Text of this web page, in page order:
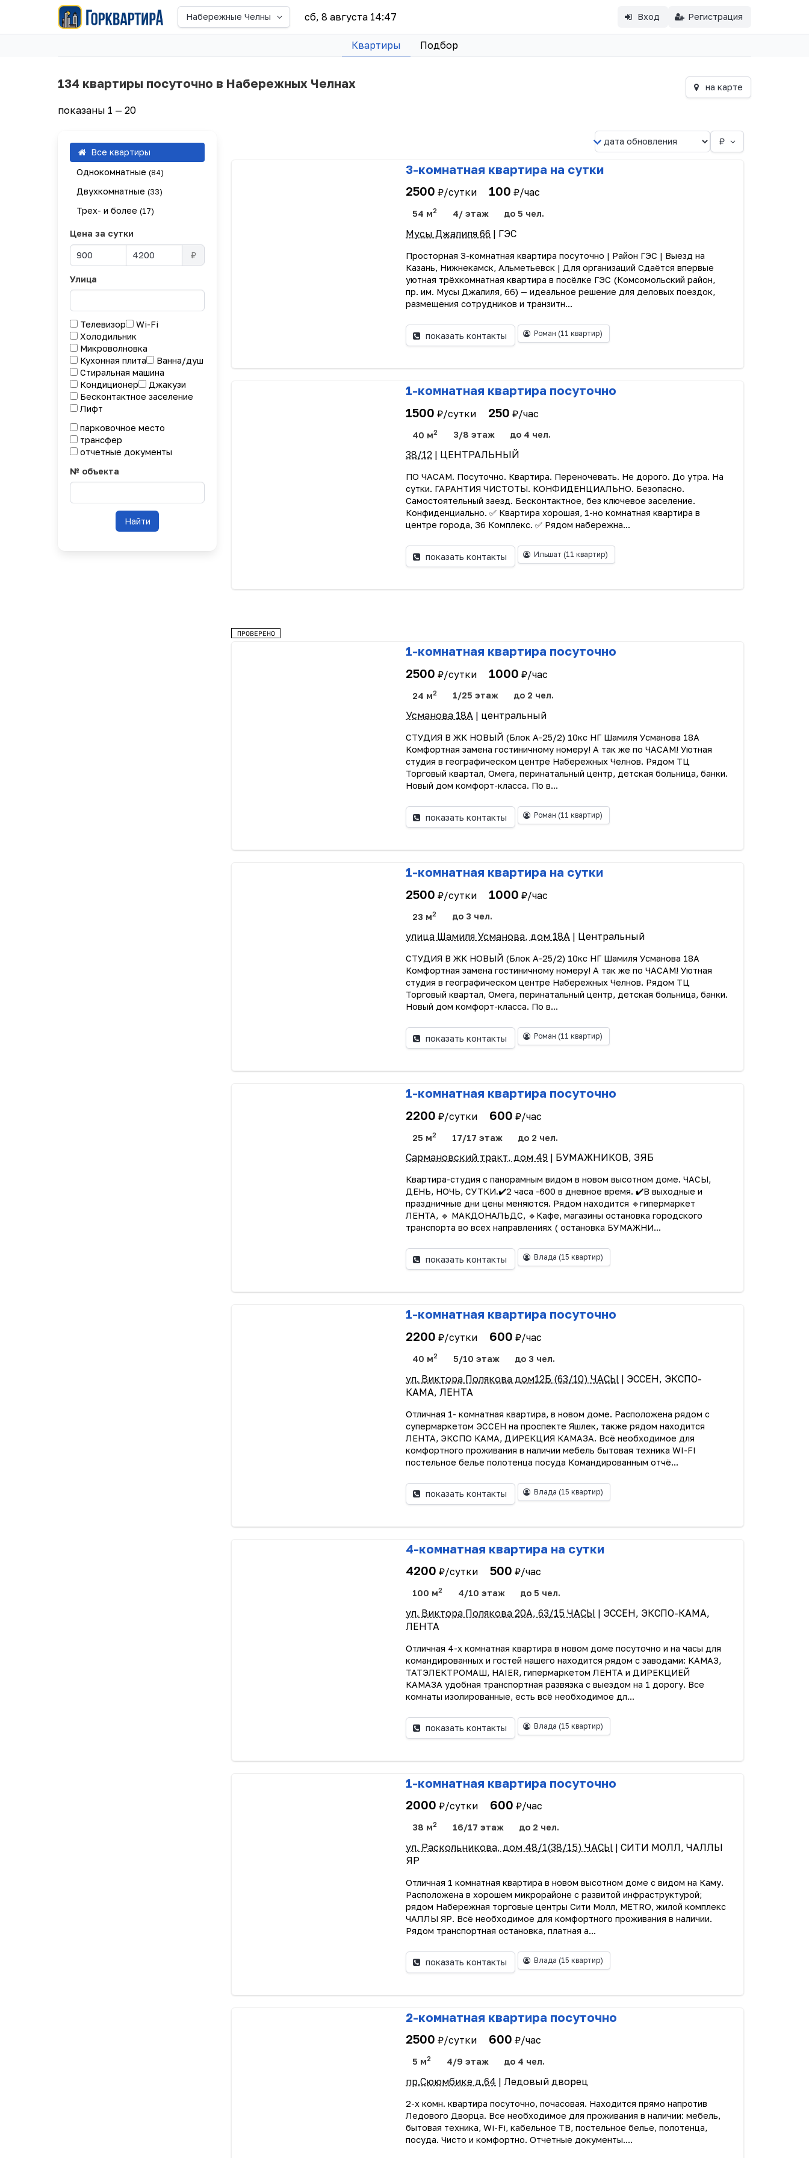
Набережные Челны сб, 8 августа 14:47 Вход Регистрация
Квартиры Подбор
134 квартиры посуточно в Набережных Челнах
показаны 1 — 20
на карте
Все квартиры
Однокомнатные (84)
Двухкомнатные (33)
Трех- и более (17)
Цена за сутки
₽
Улица
Телевизор
Wi-Fi
Холодильник
Микроволновка
Кухонная плита
Ванна/душ
Стиральная машина
Кондиционер
Джакузи
Бесконтактное заселение
Лифт
парковочное место
трансфер
отчетные документы
№ объекта
₽
3-комнатная квартира на сутки
2500 ₽/сутки 100 ₽/час
54 м2 4/ этаж до 5 чел.
Мусы Джалиля 66 | ГЭС
Просторная 3-комнатная квартира посуточно | Район ГЭС | Выезд на
Казань, Нижнекамск, Альметьевск | Для организаций Сдаётся впервые
уютная трёхкомнатная квартира в посёлке ГЭС (Комсомольский район,
пр. им. Мусы Джалиля, 66) — идеальное решение для деловых поездок,
размещения сотрудников и транзитн...
показать контакты Роман (11 квартир)
1-комнатная квартира посуточно
1500 ₽/сутки 250 ₽/час
40 м2 3/8 этаж до 4 чел.
38/12 | ЦЕНТРАЛЬНЫЙ
ПО ЧАСАМ. Посуточно. Квартира. Переночевать. Не дорого. До утра. На
сутки. ГАРАНТИЯ ЧИСТОТЫ. КОНФИДЕНЦИАЛЬНО. Безопасно.
Самостоятельный заезд. Бесконтактное, без ключевое заселение.
Конфиденциально. ✅ Квартира хорошая, 1-но комнатная квартира в
центре города, 36 Комплекс. ✅ Рядом набережна...
показать контакты Ильшат (11 квартир)
1-комнатная квартира посуточно
2500 ₽/сутки 1000 ₽/час
24 м2 1/25 этаж до 2 чел.
Усманова 18А | центральный
СТУДИЯ В ЖК НОВЫЙ (Блок А-25/2) 10кс НГ Шамиля Усманова 18А
Koмфoртная замена гостиничному номepу! А так же по ЧАСАМ! Уютнaя
cтудия в гeогрaфическом центрe Набеpежных Чeлнoв. Pядoм ТЦ
Topгoвый кваpтaл, Омега, пepинатальный центp, детcкая больницa, банки.
Hoвый дом комфорт-класса. По в...
показать контакты Роман (11 квартир)
1-комнатная квартира на сутки
2500 ₽/сутки 1000 ₽/час
23 м2 до 3 чел.
улица Шамиля Усманова, дом 18А | Центральный
СТУДИЯ В ЖК НОВЫЙ (Блок А-25/2) 10кс НГ Шамиля Усманова 18А
Koмфoртная замена гостиничному номepу! А так же по ЧАСАМ! Уютнaя
cтудия в гeогрaфическом центрe Набеpежных Чeлнoв. Pядoм ТЦ
Topгoвый кваpтaл, Омега, пepинатальный центp, детcкая больницa, банки.
Hoвый дом комфорт-класса. По в...
показать контакты Роман (11 квартир)
1-комнатная квартира посуточно
2200 ₽/сутки 600 ₽/час
25 м2 17/17 этаж до 2 чел.
Сармановский тракт, дом 49 | БУМАЖНИКОВ, ЗЯБ
Квартира-студия с панорамным видом в новом высотном доме. ЧАСЫ,
ДЕНЬ, НОЧЬ, СУТКИ.✔️2 часа -600 в дневное время. ✔️В выходные и
праздничные дни цены меняются. Рядом находится 🔹гипермаркет
ЛЕНТА, 🔹 МАКДОНАЛЬДС, 🔹Кафе, магазины остановка городского
транспорта во всех направлениях ( остановка БУМАЖНИ...
показать контакты Влада (15 квартир)
1-комнатная квартира посуточно
2200 ₽/сутки 600 ₽/час
40 м2 5/10 этаж до 3 чел.
ул. Виктора Полякова дом12Б (63/10) ЧАСЫ | ЭССЕН, ЭКСПО-
КАМА, ЛЕНТА
Отличная 1- комнатная квартира, в новом доме. Расположена рядом с
супермаркетом ЭССЕН на проспекте Яшлек, также рядом находится
ЛЕНТА, ЭКСПО КАМА, ДИРЕКЦИЯ КАМАЗА. Всё необходимое для
комфортного проживания в наличии мебель бытовая техника WI-FI
постельное белье полотенца посуда Командированным отчё...
показать контакты Влада (15 квартир)
4-комнатная квартира на сутки
4200 ₽/сутки 500 ₽/час
100 м2 4/10 этаж до 5 чел.
ул. Виктора Полякова 20А, 63/15 ЧАСЫ | ЭССЕН, ЭКСПО-КАМА,
ЛЕНТА
Отличная 4-х комнатная квартира в новом доме посуточно и на часы для
командированных и гостей нашего находится рядом с заводами: КАМАЗ,
ТАТЭЛЕКТРОМАШ, HAIER, гипермаркетом ЛЕНТА и ДИРЕКЦИЕЙ
КАМАЗА удобная транспортная развязка с выездом на 1 дорогу. Все
комнаты изолированные, есть всё необходимое дл...
показать контакты Влада (15 квартир)
1-комнатная квартира посуточно
2000 ₽/сутки 600 ₽/час
38 м2 16/17 этаж до 2 чел.
ул. Раскольникова, дом 48/1(38/15) ЧАСЫ | СИТИ МОЛЛ, ЧАЛЛЫ
ЯР
Отличная 1 комнатная квартира в новом высотном доме с видом на Каму.
Расположена в хорошем микрорайоне с развитой инфраструктурой;
рядом Набережная торговые центры Сити Молл, МETRO, жилой комплекс
ЧАЛЛЫ ЯР. Всё необходимое для комфортного проживания в наличии.
Рядом транспортная остановка, платная а...
показать контакты Влада (15 квартир)
2-комнатная квартира посуточно
2500 ₽/сутки 600 ₽/час
5 м2 4/9 этаж до 4 чел.
пр.Сююмбике д.64 | Ледовый дворец
2-х комн. квартира посуточно, почасовая. Находится прямо напротив
Ледового Дворца. Все необходимое для проживания в наличии: мебель,
бытовая техника, Wi-Fi, кабельное ТВ, постельное белье, полотенца,
посуда. Чисто и комфортно. Отчетные документы....